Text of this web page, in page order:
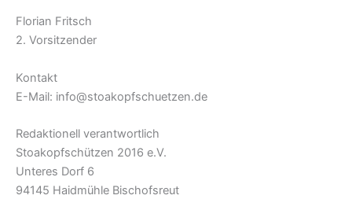
Florian Fritsch
2. Vorsitzender
Kontakt
E-Mail: info@stoakopfschuetzen.de
Redaktionell verantwortlich
Stoakopfschützen 2016 e.V.
Unteres Dorf 6
94145 Haidmühle Bischofsreut